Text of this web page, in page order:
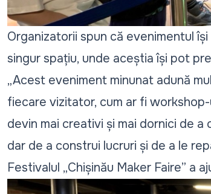
Organizatorii spun că evenimentul
singur spațiu, unde aceștia își pot
„Acest eveniment minunat adună
fiecare vizitator, cum ar fi
devin mai creativi și mai dornici de
dar de a construi lucruri și de a le
Festivalul „Chișinău Maker Faire” a